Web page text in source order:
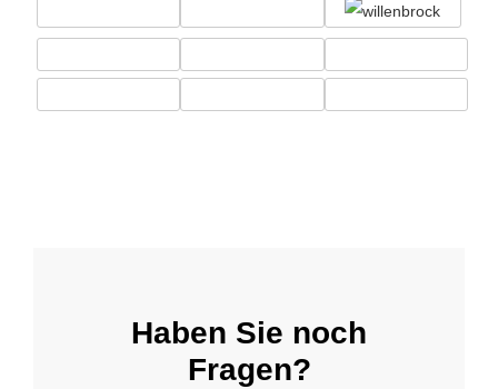
Haben Sie noch
Fragen?